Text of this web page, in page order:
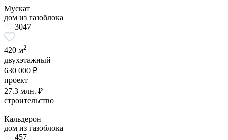
Мускат
дом из газоблока
3047
420 м2
двухэтажный
630 000 ₽
проект
27.3 млн. ₽
строительство
Кальдерон
дом из газоблока
457